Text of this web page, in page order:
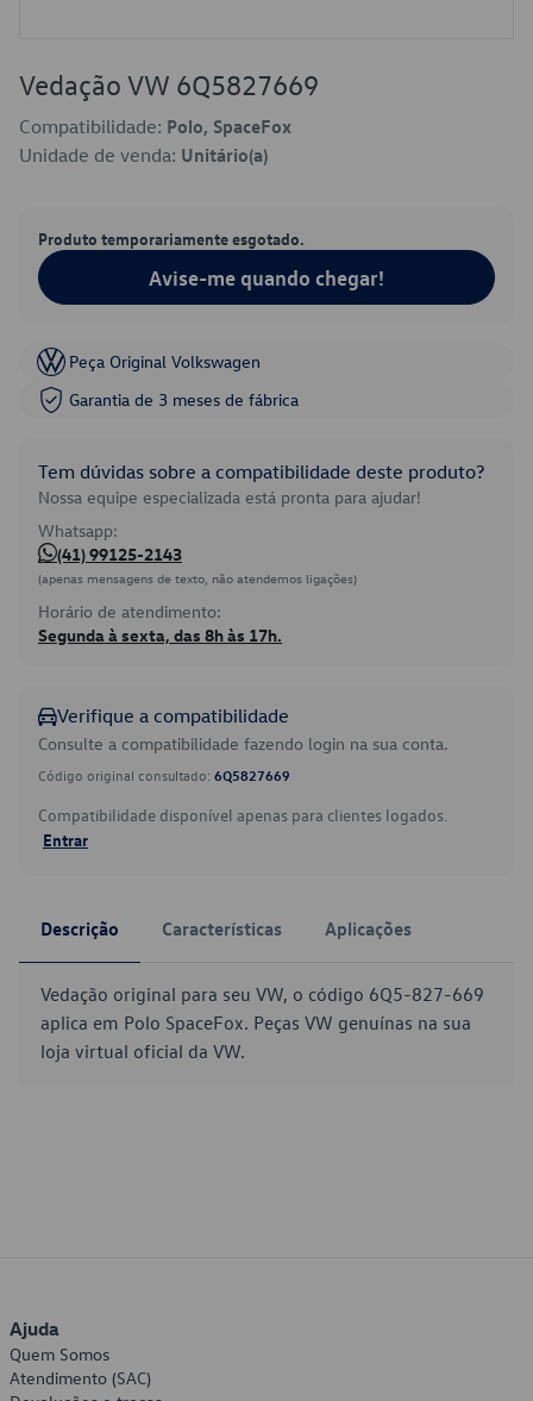
Vedação VW 6Q5827669
Compatibilidade: Polo, SpaceFox
Unidade de venda: Unitário(a)
Produto temporariamente esgotado.
Avise-me quando chegar!
Peça Original Volkswagen
Garantia de 3 meses de fábrica
Tem dúvidas sobre a compatibilidade deste produto?
Nossa equipe especializada está pronta para ajudar!
Whatsapp:
(41) 99125-2143
(apenas mensagens de texto, não atendemos ligações)
Horário de atendimento:
Segunda à sexta, das 8h às 17h.
Verifique a compatibilidade
Consulte a compatibilidade fazendo login na sua conta.
Código original consultado: 6Q5827669
Compatibilidade disponível apenas para clientes logados.
Entrar
Descrição Características Aplicações
Vedação original para seu VW, o código 6Q5-827-669
aplica em Polo SpaceFox. Peças VW genuínas na sua
loja virtual oficial da VW.
Ajuda
Quem Somos
Atendimento (SAC)